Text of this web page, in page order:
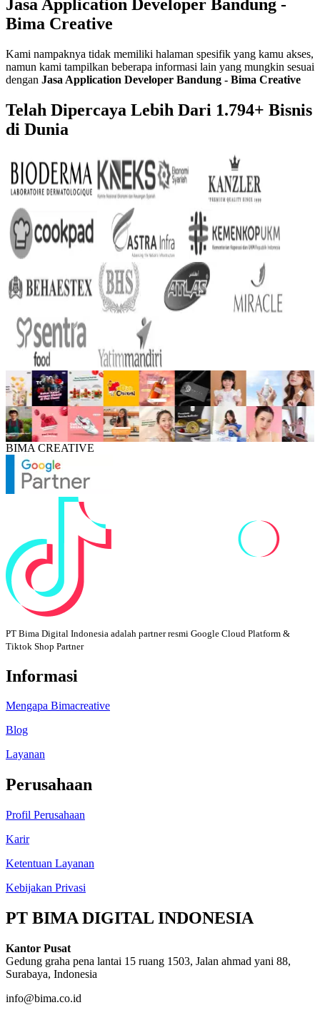
Jasa Application Developer Bandung -
Bima Creative
Kami nampaknya tidak memiliki halaman spesifik yang kamu akses,
namun kami tampilkan beberapa informasi lain yang mungkin sesuai
dengan Jasa Application Developer Bandung - Bima Creative
Telah Dipercaya Lebih Dari 1.794+ Bisnis
di Dunia
BIMA CREATIVE
PT Bima Digital Indonesia adalah partner resmi Google Cloud Platform &
Tiktok Shop Partner
Informasi
Mengapa Bimacreative
Blog
Layanan
Perusahaan
Profil Perusahaan
Karir
Ketentuan Layanan
Kebijakan Privasi
PT BIMA DIGITAL INDONESIA
Kantor Pusat
Gedung graha pena lantai 15 ruang 1503, Jalan ahmad yani 88,
Surabaya, Indonesia
info@bima.co.id